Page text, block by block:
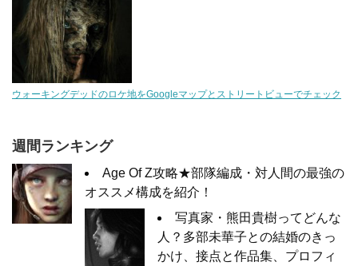
ウォーキングデッドのロケ地をGoogleマップとストリートビューでチェック
週間ランキング
Age Of Z攻略★部隊編成・対人間の最強の
オススメ構成を紹介！
写真家・熊田貴樹ってどんな
人？多部未華子との結婚のきっ
かけ、接点と作品集、プロフィ